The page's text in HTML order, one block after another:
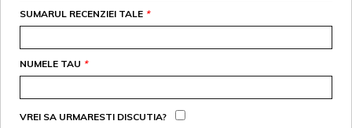
*
SUMARUL RECENZIEI TALE
*
NUMELE TAU
VREI SA URMARESTI DISCUTIA?